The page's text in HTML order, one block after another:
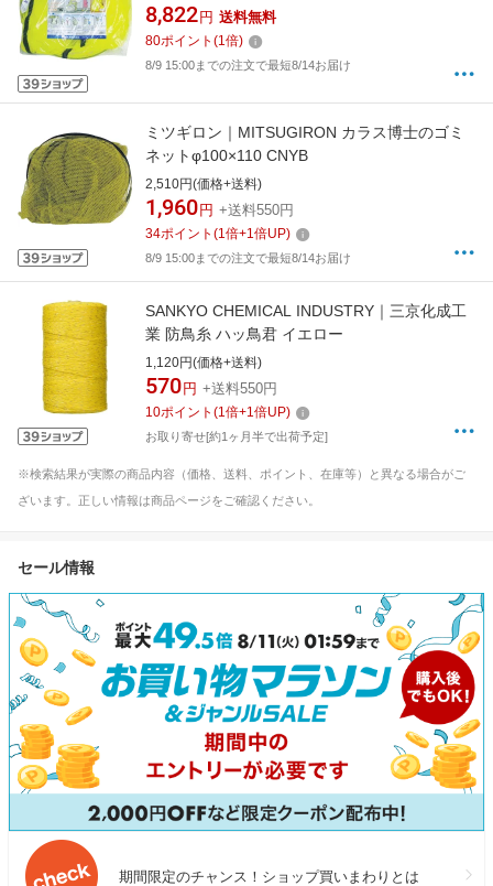
8,822 円 送料無料
80ポイント (1倍)
8/9 15:00までの注文で最短8/14お届け
ミツギロン｜MITSUGIRON カラス博士のゴミ
ネットφ100×110 CNYB
2,510円(価格+送料)
1,960 円 +送料550円
34ポイント (1倍+1倍UP)
8/9 15:00までの注文で最短8/14お届け
SANKYO CHEMICAL INDUSTRY｜三京化成工
業 防鳥糸 ハッ鳥君 イエロー
1,120円(価格+送料)
570 円 +送料550円
10ポイント (1倍+1倍UP)
お取り寄せ[約1ヶ月半で出荷予定]
※検索結果が実際の商品内容（価格、送料、ポイント、在庫等）と異なる場合がご
ざいます。正しい情報は商品ページをご確認ください。
セール情報
期間限定のチャンス！ショップ買いまわりとは